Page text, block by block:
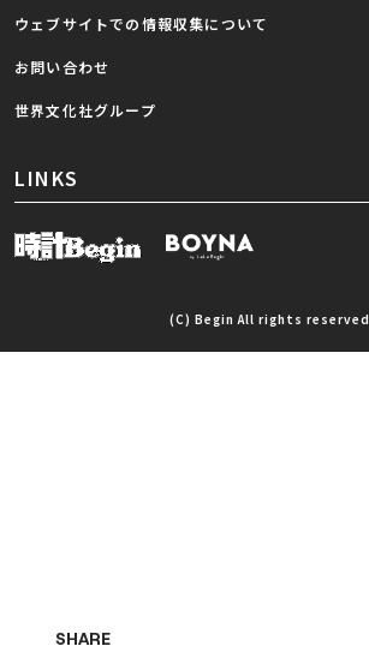
SHARE
ウェブサイトでの情報収集について
お問い合わせ
世界文化社グループ
LINKS
(C) Begin All rights reserved